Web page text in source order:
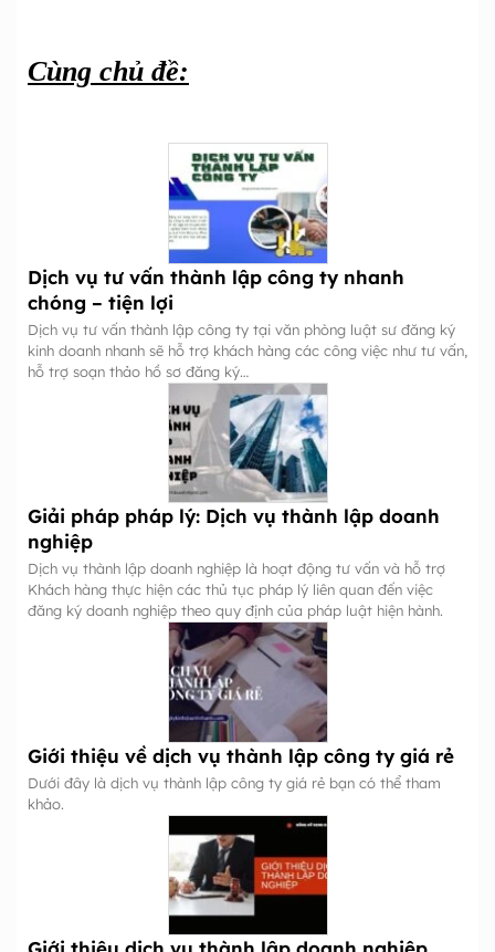
Cùng chủ đề:
Dịch vụ tư vấn thành lập công ty nhanh
chóng – tiện lợi
Dịch vụ tư vấn thành lập công ty tại văn phòng luật sư đăng ký
kinh doanh nhanh sẽ hỗ trợ khách hàng các công việc như tư vấn,
hỗ trợ soạn thảo hồ sơ đăng ký…
Giải pháp pháp lý: Dịch vụ thành lập doanh
nghiệp
Dịch vụ thành lập doanh nghiệp là hoạt động tư vấn và hỗ trợ
Khách hàng thực hiện các thủ tục pháp lý liên quan đến việc
đăng ký doanh nghiệp theo quy định của pháp luật hiện hành.
Giới thiệu về dịch vụ thành lập công ty giá rẻ
Dưới đây là dịch vụ thành lập công ty giá rẻ bạn có thể tham
khảo.